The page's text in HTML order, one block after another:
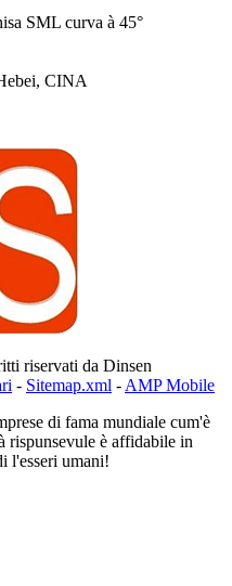
SML curva à 45°
CINA
riservati da Dinsen
- Sitemap.xml - AMP Mobile
di fama mundiale cum'è
rispunsevule è affidabile in
l'esseri umani!